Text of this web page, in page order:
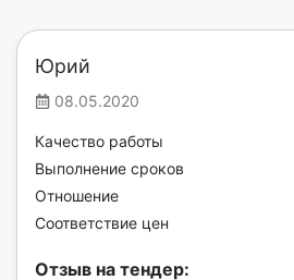
Юрий
08.05.2020
Качество работы
Выполнение сроков
Отношение
Соответствие цен
Отзыв на тендер: